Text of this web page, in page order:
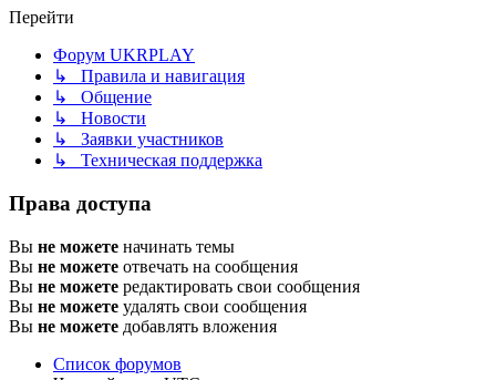
Перейти
Форум UKRPLAY
↳ Правила и навигация
↳ Общение
↳ Новости
↳ Заявки участников
↳ Техническая поддержка
Права доступа
Вы не можете начинать темы
Вы не можете отвечать на сообщения
Вы не можете редактировать свои сообщения
Вы не можете удалять свои сообщения
Вы не можете добавлять вложения
Список форумов